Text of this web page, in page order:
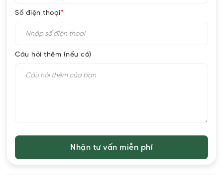
Số điện thoại*
Câu hỏi thêm (nếu có)